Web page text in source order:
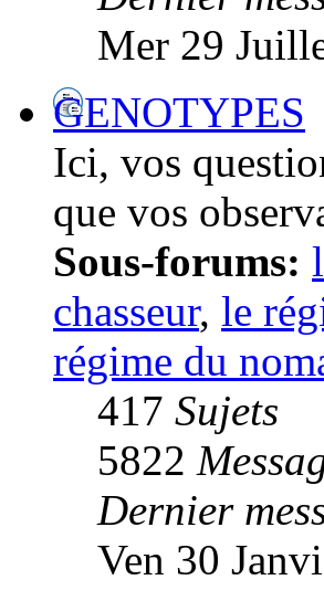
Mer 29
GENOTYPES
Ici, vos
que vos
Sous-forums:
chasseur, le
régime du
417 Sujets
5822
Dernier
Ven 30